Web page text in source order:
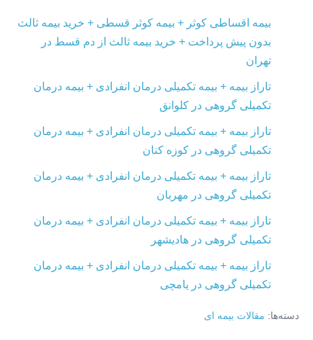
بیمه اقساطی کوثر + بیمه کوثر قسطی + خرید بیمه ثالث
بدون پیش پرداخت + خرید بیمه ثالث از دم قسط در
تهران
تاراز بیمه + بیمه تکمیلی درمان انفرادی + بیمه درمان
تکمیلی گروهی در کلوانق
تاراز بیمه + بیمه تکمیلی درمان انفرادی + بیمه درمان
تکمیلی گروهی در کوزه کنان
تاراز بیمه + بیمه تکمیلی درمان انفرادی + بیمه درمان
تکمیلی گروهی در مهربان
تاراز بیمه + بیمه تکمیلی درمان انفرادی + بیمه درمان
تکمیلی گروهی در هادیشهر
تاراز بیمه + بیمه تکمیلی درمان انفرادی + بیمه درمان
تکمیلی گروهی در یامچی
دسته‌ها: مقالات بیمه ای